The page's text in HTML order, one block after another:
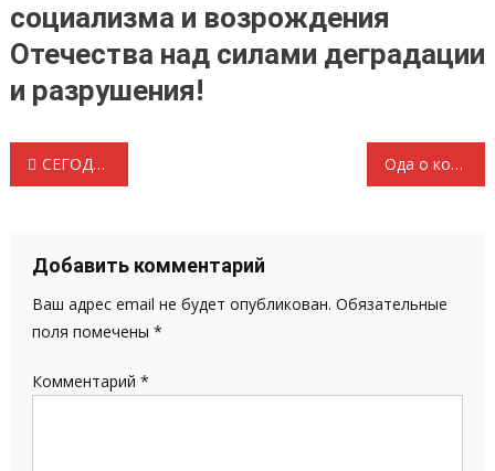
социализма и возрождения
Отечества над силами деградации
и разрушения!
Навигация
записям
СЕГОДНЯ ГРУДИНИН-ЗАВТРА ТЫ!!! Видео выступление первого секретаря Зайцевой Валентины Алексеевны. Ода о коронавирусе и поправках в Конституцию
Добавить комментарий
Ваш адрес email не будет опубликован. Обязательные
поля помечены *
Комментарий *